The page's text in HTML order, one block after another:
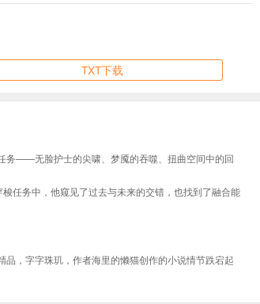
TXT下载
务——无脸护士的尖啸、梦魇的吞噬、扭曲空间中的回
任务中，他窥见了过去与未来的交错，也找到了融合能
品，字字珠玑，作者海里的懒猫创作的小说情节跌宕起